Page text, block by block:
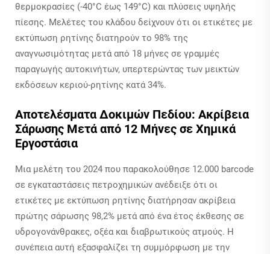
θερμοκρασίες (-40°C έως 149°C) και πλύσεις υψηλής
πίεσης. Μελέτες του κλάδου δείχνουν ότι οι ετικέτες με
εκτύπωση ρητίνης διατηρούν το 98% της
αναγνωσιμότητας μετά από 18 μήνες σε γραμμές
παραγωγής αυτοκινήτων, υπερτερώντας των μεικτών
εκδόσεων κεριού-ρητίνης κατά 34%.
Αποτελέσματα Δοκιμών Πεδίου: Ακρίβεια
Σάρωσης Μετά από 12 Μήνες σε Χημικά
Εργοστάσια
Μια μελέτη του 2024 που παρακολούθησε 12.000 barcode
σε εγκαταστάσεις πετροχημικών ανέδειξε ότι οι
ετικέτες με εκτύπωση ρητίνης διατήρησαν ακρίβεια
πρώτης σάρωσης 98,2% μετά από ένα έτος έκθεσης σε
υδρογονάνθρακες, οξέα και διαβρωτικούς ατμούς. Η
συνέπεια αυτή εξασφαλίζει τη συμμόρφωση με την